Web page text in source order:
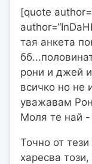
[quote
тая анкета
рони и джей
всичко но не
уважавам
Моля те най -
Точно от
харесва